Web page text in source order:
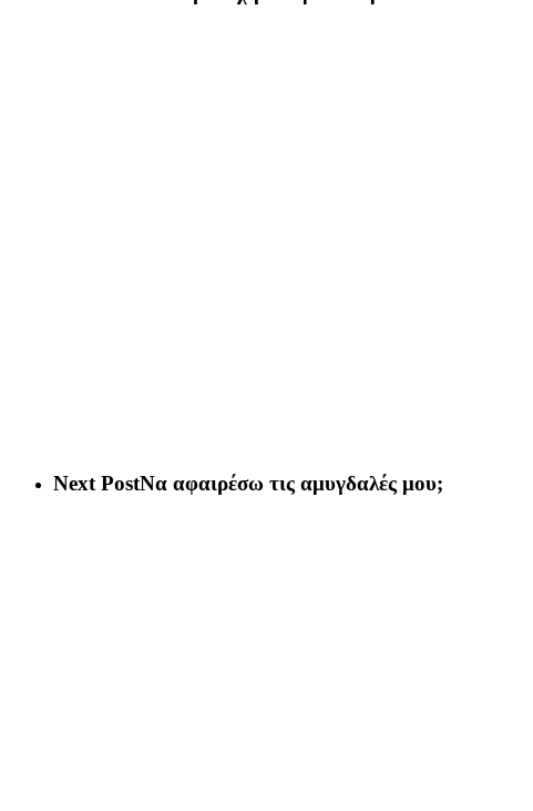
Next PostΝα αφαιρέσω τις αμυγδαλές μου;